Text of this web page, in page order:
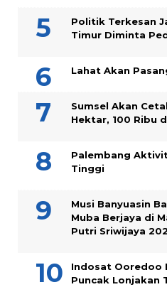
Politik Terkesan
Timur Diminta
Lahat Akan
Sumsel Akan
Hektar, 100 Ribu
Palembang
Tinggi
Musi Banyuasin
Muba Berjaya di
Putri Sriwijaya
Indosat Ooredoo
Puncak Lonjakan